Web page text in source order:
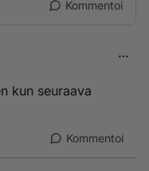
Kommentoi
kun seuraava
Kommentoi